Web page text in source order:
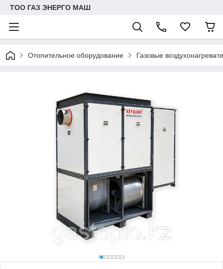
ТОО ГАЗ ЭНЕРГО МАШ
Отопительное оборудование Газовые